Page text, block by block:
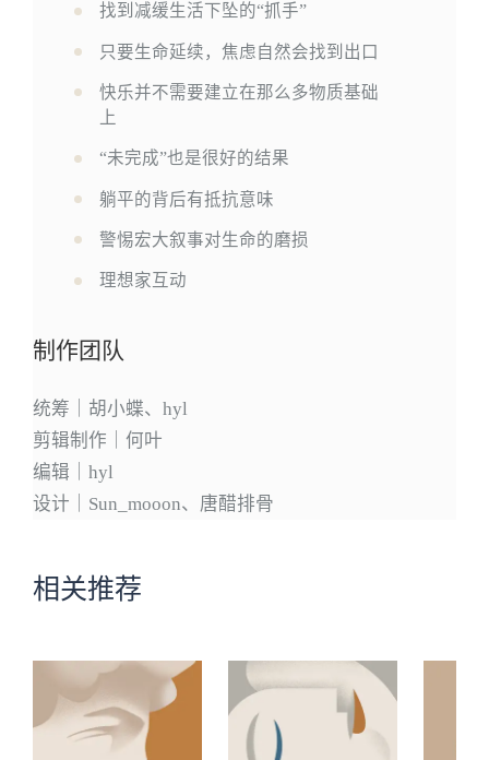
找到减缓生活下坠的“抓手”
只要生命延续，焦虑自然会找到出口
快乐并不需要建立在那么多物质基础
上
“未完成”也是很好的结果
躺平的背后有抵抗意味
警惕宏大叙事对生命的磨损
理想家互动
制作团队
统筹｜胡小蝶、hyl
剪辑制作｜何叶
编辑｜hyl
设计｜Sun_mooon、唐醋排骨
相关推荐